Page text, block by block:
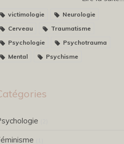
victimologie
Neurologie
Cerveau
Traumatisme
Psychologie
Psychotrauma
Mental
Psychisme